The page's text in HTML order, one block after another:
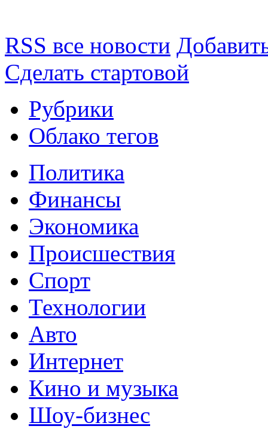
RSS все новости
Сделать стартовой
Рубрики
Облако тегов
Политика
Финансы
Экономика
Происшествия
Спорт
Технологии
Авто
Интернет
Кино и музыка
Шоу-бизнес